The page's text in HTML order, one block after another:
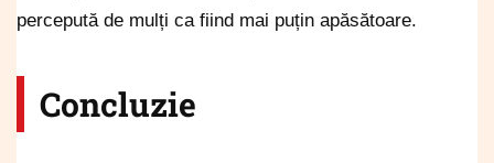
percepută de mulți ca fiind mai puțin apăsătoare.
Concluzie